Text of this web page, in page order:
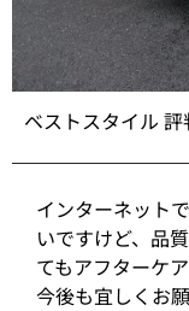
ベストスタイル
インターネット
いですけど、品
てもアフターケ
今後も宜しくお願